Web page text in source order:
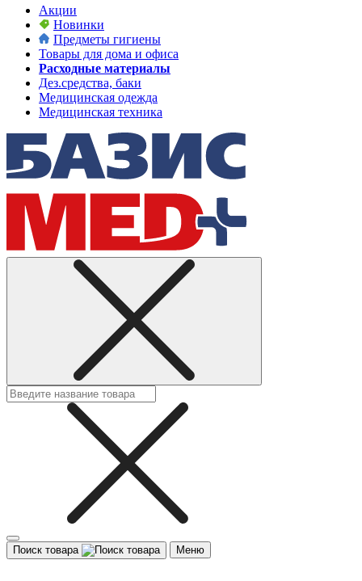
Акции
Новинки
Предметы гигиены
Товары для дома и офиса
Расходные материалы
Дез.средства, баки
Медицинская одежда
Медицинская техника
Поиск товара Меню